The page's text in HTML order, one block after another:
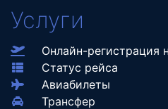
Услуги
Онлайн-регистрация
Статус рейса
Авиабилеты
Трансфер